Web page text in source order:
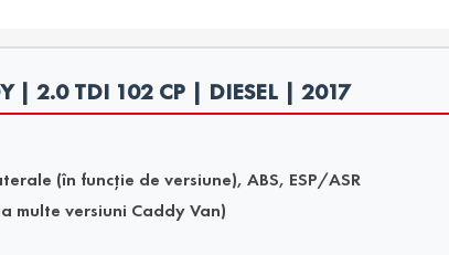
| 2.0 TDI 102 CP | DIESEL | 2017
(în funcție de versiune), ABS, ESP/ASR
multe versiuni Caddy Van)